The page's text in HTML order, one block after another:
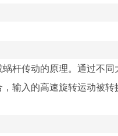
杆传动的原理。通过不同
输入的高速旋转运动被转